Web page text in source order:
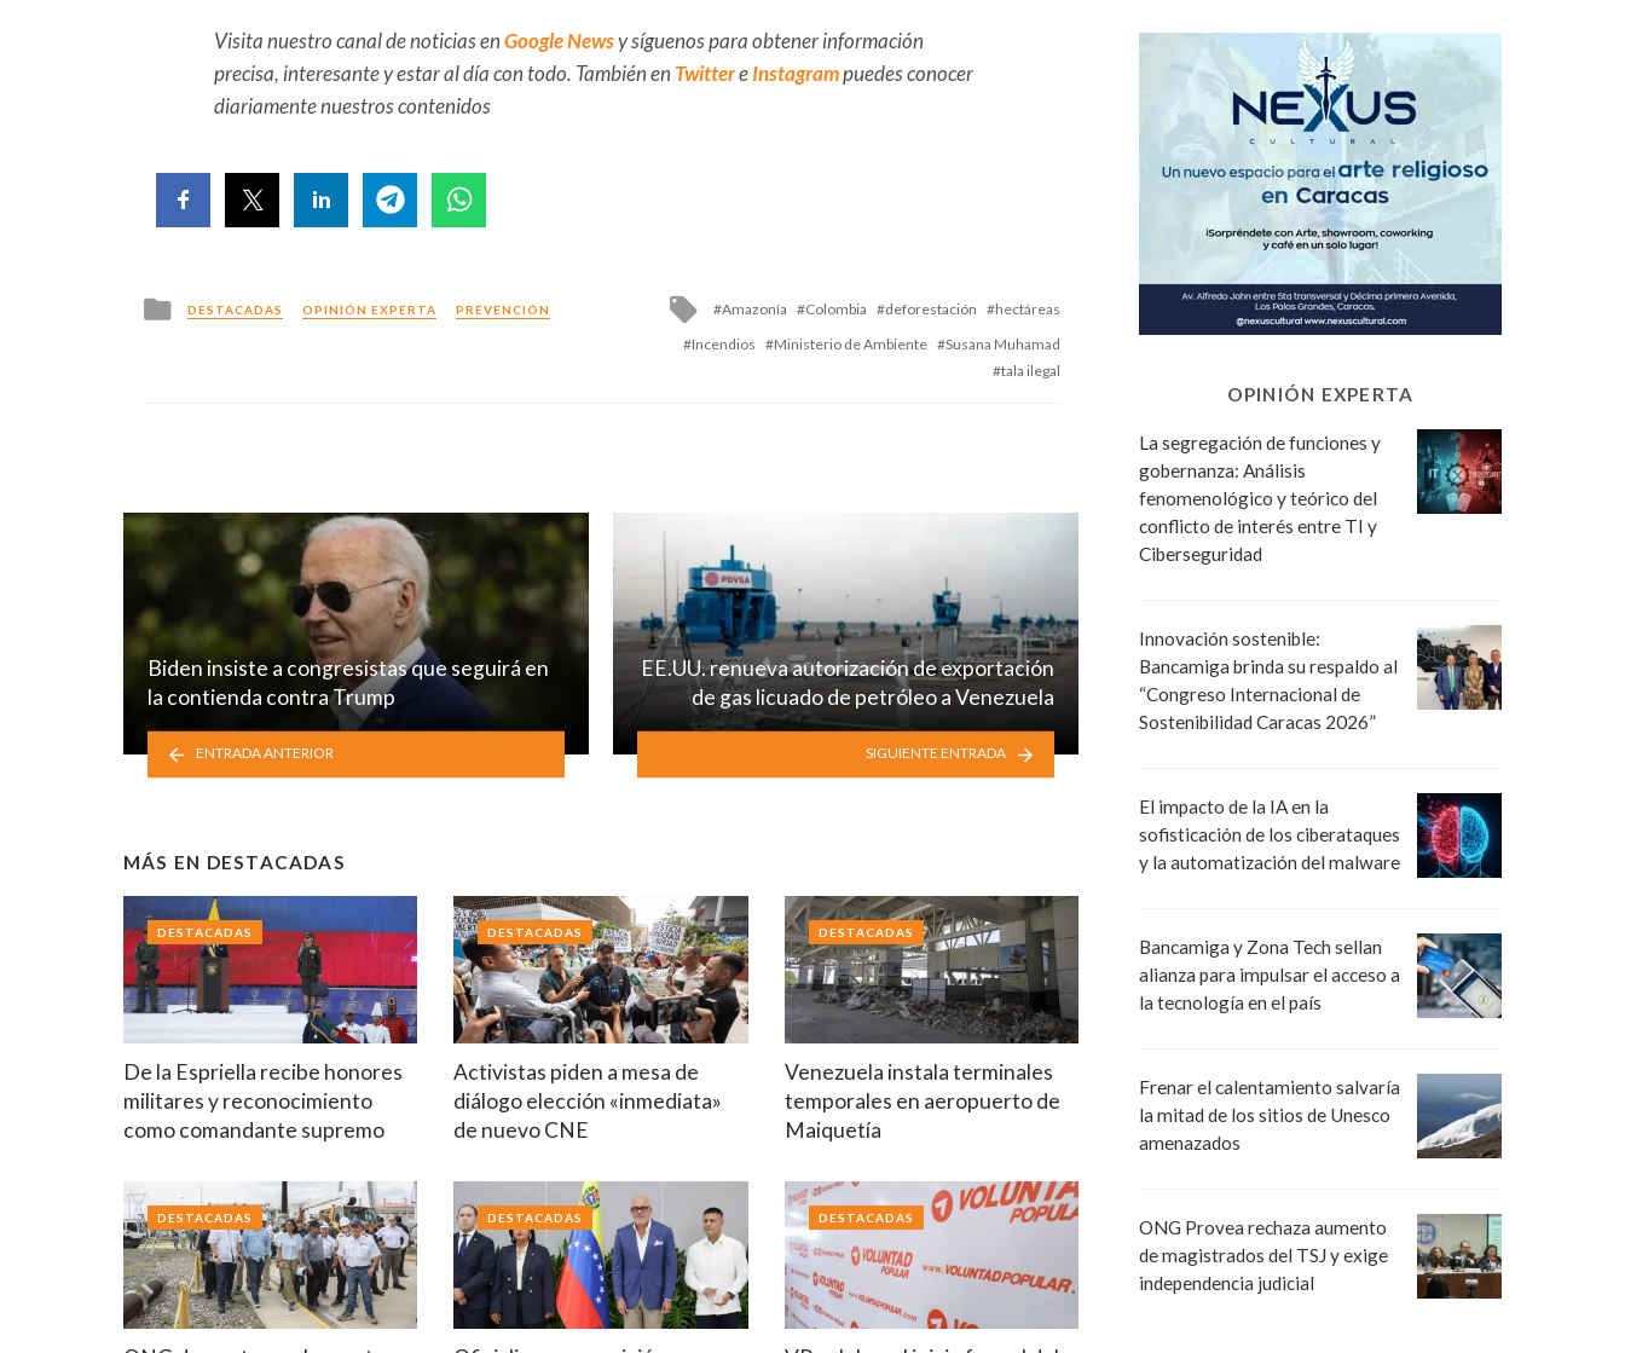
Visita nuestro canal de noticias enGoogle Newsy síguenos para obtener información
precisa, interesante y estar al día con todo. También en TwittereInstagrampuedes conocer
diariamente nuestros contenidos
Posted
in
DESTACADAS OPINIÓN EXPERTA PREVENCIÓN
Tagged
Amazonía Colombia deforestación
hectáreas
Incendios
Ministerio de Ambiente
Susana Muhamad
tala ilegal
Biden insiste a congresistas que seguirá en
la contienda contra Trump
ENTRADA ANTERIOR
EE.UU. renueva autorización de exportación
de gas licuado de petróleo a Venezuela
SIGUIENTE ENTRADA
MÁS EN DESTACADAS
De la Espriella recibe honores
militares y reconocimiento
como comandante supremo
DESTACADAS
Activistas piden a mesa de
diálogo elección «inmediata»
de nuevo CNE
DESTACADAS
Venezuela instala terminales
temporales en aeropuerto de
Maiquetía
DESTACADAS
DESTACADAS DESTACADAS DESTACADAS
OPINIÓN EXPERTA
La segregación de funciones y
gobernanza: Análisis
fenomenológico y teórico del
conflicto de interés entre TI y
Ciberseguridad
Innovación sostenible:
Bancamiga brinda su respaldo al
“Congreso Internacional de
Sostenibilidad Caracas 2026”
El impacto de la IA en la
sofisticación de los ciberataques
y la automatización del malware
Bancamiga y Zona Tech sellan
alianza para impulsar el acceso a
la tecnología en el país
Frenar el calentamiento salvaría
la mitad de los sitios de Unesco
amenazados
ONG Provea rechaza aumento
de magistrados del TSJ y exige
independencia judicial